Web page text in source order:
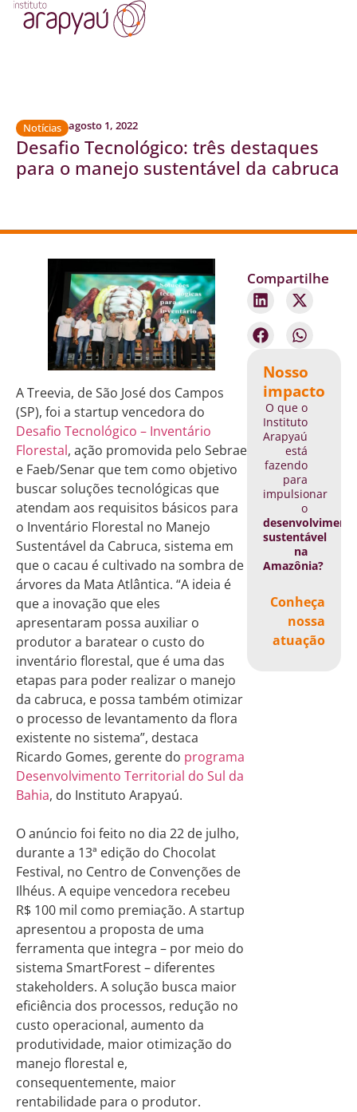
Notícias agosto 1, 2022
Desafio Tecnológico: três destaques
para o manejo sustentável da cabruca
Compartilhe
Nosso
impacto
O que o
Instituto
Arapyaú
está
fazendo
para
impulsionar
o
sustentável
na
Amazônia?
Conheça
nossa
atuação
A Treevia, de São José dos Campos
(SP), foi a startup vencedora do
Desafio Tecnológico – Inventário
Florestal, ação promovida pelo Sebrae
e Faeb/Senar que tem como objetivo
buscar soluções tecnológicas que
atendam aos requisitos básicos para
o Inventário Florestal no Manejo
Sustentável da Cabruca, sistema em
que o cacau é cultivado na sombra de
árvores da Mata Atlântica. “A ideia é
que a inovação que eles
apresentaram possa auxiliar o
produtor a baratear o custo do
inventário florestal, que é uma das
etapas para poder realizar o manejo
da cabruca, e possa também otimizar
o processo de levantamento da flora
existente no sistema”, destaca
Ricardo Gomes, gerente do programa
Desenvolvimento Territorial do Sul da
Bahia, do Instituto Arapyaú.
O anúncio foi feito no dia 22 de julho,
durante a 13ª edição do Chocolat
Festival, no Centro de Convenções de
Ilhéus. A equipe vencedora recebeu
R$ 100 mil como premiação. A startup
apresentou a proposta de uma
ferramenta que integra – por meio do
sistema SmartForest – diferentes
stakeholders. A solução busca maior
eficiência dos processos, redução no
custo operacional, aumento da
produtividade, maior otimização do
manejo florestal e,
consequentemente, maior
rentabilidade para o produtor.